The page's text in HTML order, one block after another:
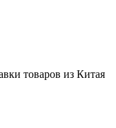
товаров из Китая